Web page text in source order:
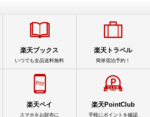
楽天ブックス
いつでも全品送料無料
楽天トラベル
簡単宿泊予約！
楽天ペイ
スマホをお財布に
楽天PointClub
手軽にポイントを確認